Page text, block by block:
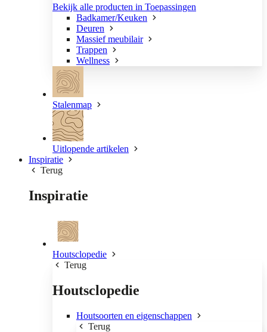
Bekijk alle producten in Toepassingen
Badkamer/Keuken
Deuren
Massief meubilair
Trappen
Wellness
Stalenmap
Uitlopende artikelen
Inspiratie
Terug
Inspiratie
Houtsclopedie
Terug
Houtsclopedie
Houtsoorten en eigenschappen
Terug